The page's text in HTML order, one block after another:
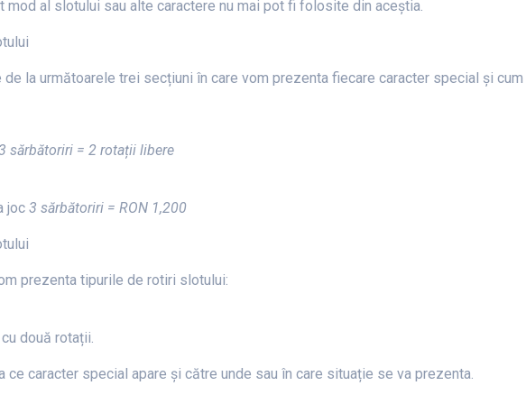
mod al slotului sau alte caractere nu mai pot fi folosite din aceștia.
la următoarele trei secțiuni în care vom prezenta fiecare caracter special și cum
sărbătoriri = 2 rotații libere
joc3 sărbătoriri = RON 1,200
prezenta tipurile de rotiri slotului:
două rotații.
ce caracter special apare și către unde sau în care situație se va prezenta.